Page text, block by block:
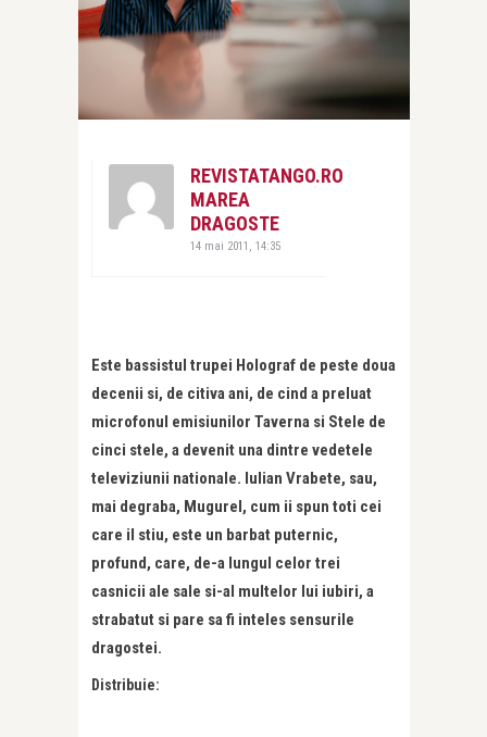
REVISTATANGO.RO
MAREA
DRAGOSTE
14 mai 2011, 14:35
Este bassistul trupei Holograf de peste doua
decenii si, de citiva ani, de cind a preluat
microfonul emisiunilor Taverna si Stele de
cinci stele, a devenit una dintre vedetele
televiziunii nationale. Iulian Vrabete, sau,
mai degraba, Mugurel, cum ii spun toti cei
care il stiu, este un barbat puternic,
profund, care, de-a lungul celor trei
casnicii ale sale si-al multelor lui iubiri, a
strabatut si pare sa fi inteles sensurile
dragostei.
Distribuie: